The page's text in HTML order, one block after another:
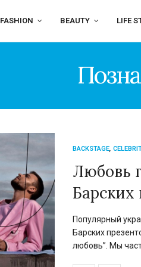
FASHION BEAUTY LIFE
BACKSTAGE,
Любовь
Барских
Популярный
Барских
любовь”. Мы